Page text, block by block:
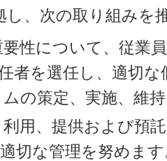
し、次の取り組みを
性について、従業
者を選任し、適切
の策定、実施、維
用、提供および預
切な管理を努めま